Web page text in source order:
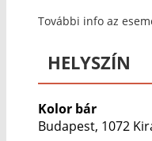
További info az
HELYSZÍN
Kolor bár
Budapest, 1072